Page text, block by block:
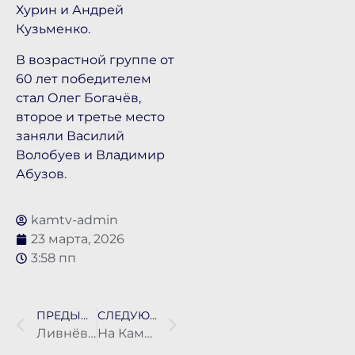
Хурин и Андрей
Кузьменко.
В возрастной группе от
60 лет победителем
стал Олег Богачёв,
второе и третье место
заняли Василий
Волобуев и Владимир
Абузов.
kamtv-admin
23 марта, 2026
3:58 пп
ПРЕДЫДУЩАЯ НОВОСТЬ
Ливнёвки расчищают с самого утра в Петропавловске-Камчатском
СЛЕДУЮЩАЯ НОВОСТЬ
На Камчатке предприниматель скрыл от государства 3,5 млн налогов